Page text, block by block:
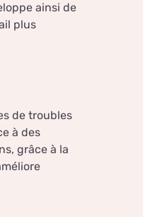
ainsi de
plus
de troubles
à des
grâce à la